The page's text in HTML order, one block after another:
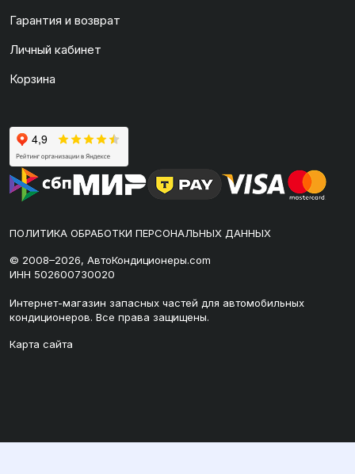
Гарантия и возврат
Личный кабинет
Корзина
ПОЛИТИКА ОБРАБОТКИ ПЕРСОНАЛЬНЫХ ДАННЫХ
© 2008–2026, АвтоКондиционеры.com
ИНН 502600730020
Интернет-магазин запасных частей для автомобильных
кондиционеров. Все права защищены.
Карта сайта